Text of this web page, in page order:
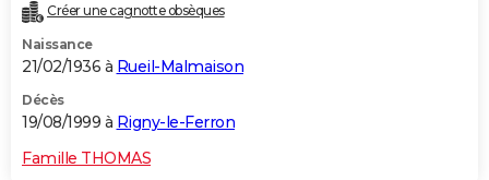
Créer une cagnotte obsèques
Naissance
21/02/1936 à Rueil-Malmaison
Décès
19/08/1999 à Rigny-le-Ferron
Famille THOMAS